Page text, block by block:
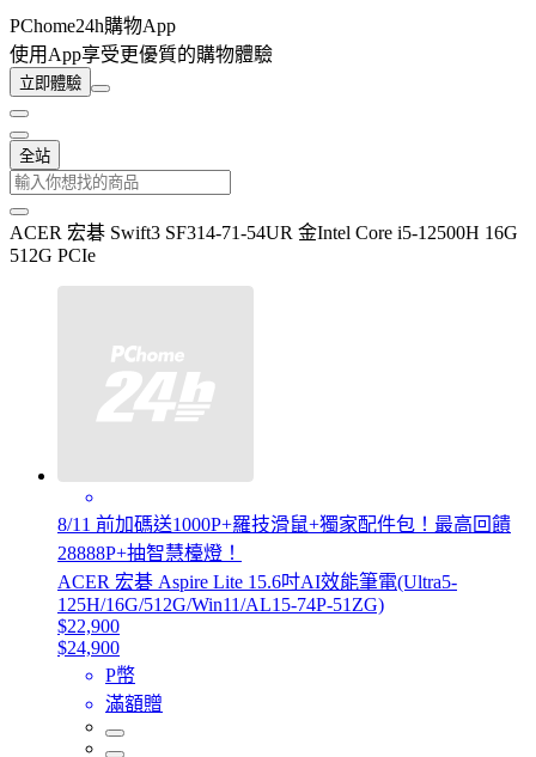
PChome24h購物App
使用App享受更優質的購物體驗
立即體驗
全站
ACER 宏碁 Swift3 SF314-71-54UR 金Intel Core i5-12500H 16G
512G PCIe
8/11 前加碼送1000P+羅技滑鼠+獨家配件包！最高回饋
28888P+抽智慧檯燈！
ACER 宏碁 Aspire Lite 15.6吋AI效能筆電(Ultra5-
125H/16G/512G/Win11/AL15-74P-51ZG)
$22,900
$24,900
P幣
滿額贈